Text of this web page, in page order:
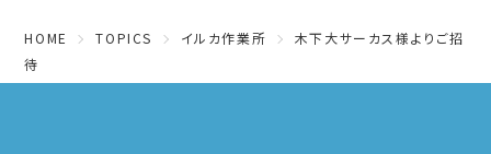
HOME TOPICS イルカ作業所
木下大サーカス様よりご招
待